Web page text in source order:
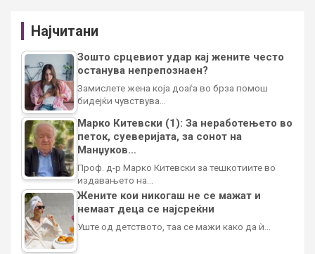
Најчитани
Зошто срцевиот удар кај жените често
останува непрепознаен?
Замислете жена која доаѓа во брза помош
бидејќи чувствува…
Марко Китевски (1): За неработењето во
петок, суеверијата, за сонот на
Манџуков…
Проф. д-р Марко Китевски за тешкотиите во
издавањето на…
Жените кои никогаш не се мажат и
немаат деца се најсреќни
Уште од детството, таа се мажи како да ѝ…